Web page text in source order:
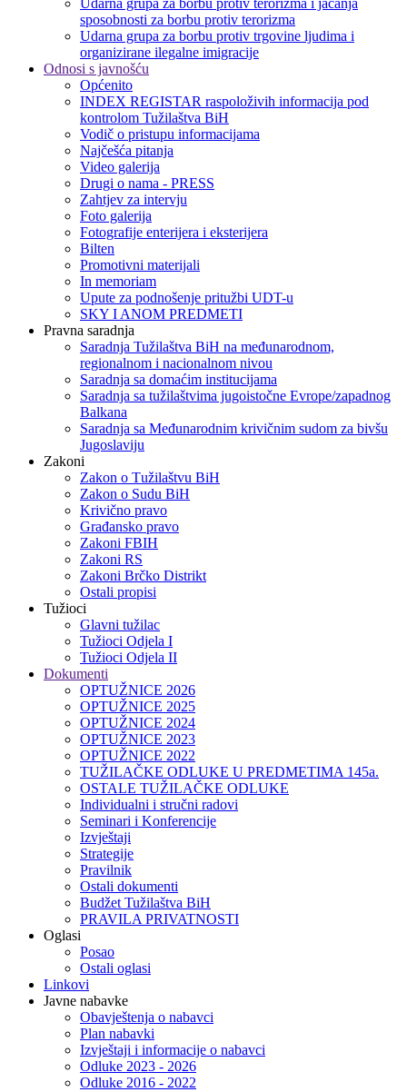
Udarna grupa za borbu protiv terorizma i jačanja
sposobnosti za borbu protiv terorizma
Udarna grupa za borbu protiv trgovine ljudima i
organizirane ilegalne imigracije
Odnosi s javnošću
Općenito
INDEX REGISTAR raspoloživih informacija pod
kontrolom Tužilaštva BiH
Vodič o pristupu informacijama
Najčešća pitanja
Video galerija
Drugi o nama - PRESS
Zahtjev za intervju
Foto galerija
Fotografije enterijera i eksterijera
Bilten
Promotivni materijali
In memoriam
Upute za podnošenje pritužbi UDT-u
SKY I ANOM PREDMETI
Pravna saradnja
Saradnja Tužilaštva BiH na međunarodnom,
regionalnom i nacionalnom nivou
Saradnja sa domaćim institucijama
Saradnja sa tužilaštvima jugoistočne Evrope/zapadnog
Balkana
Saradnja sa Međunarodnim krivičnim sudom za bivšu
Jugoslaviju
Zakoni
Zakon o Тužilaštvu BiH
Zakon o Sudu BiH
Krivično pravo
Građansko pravo
Zakoni FBIH
Zakoni RS
Zakoni Brčko Distrikt
Ostali propisi
Tužioci
Glavni tužilac
Tužioci Odjela I
Tužioci Odjela II
Dokumenti
OPTUŽNICE 2026
OPTUŽNICE 2025
OPTUŽNICE 2024
OPTUŽNICE 2023
OPTUŽNICE 2022
TUŽILAČKE ODLUKE U PREDMETIMA 145a.
OSTALE TUŽILAČKE ODLUKE
Individualni i stručni radovi
Seminari i Konferencije
Izvještaji
Strategije
Pravilnik
Ostali dokumenti
Budžet Tužilaštva BiH
PRAVILA PRIVATNOSTI
Oglasi
Posao
Ostali oglasi
Linkovi
Javne nabavke
Obavještenja o nabavci
Plan nabavki
Izvještaji i informacije o nabavci
Odluke 2023 - 2026
Odluke 2016 - 2022